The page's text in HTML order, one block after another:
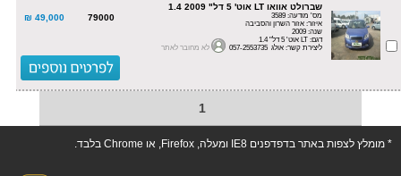
שברולט אוואו LT אוט' 5 דל" 1.4 2009
מס' מודעה: 3589
איזור: אזור השרון והסביבה
שנה: 2009
דגם: LT אוט' 5 דל" 1.4
ליצירת קשר: אולג 057-2553735
לא מחובר לאתר
79000
49,000 ₪
1
* מומלץ לצפות באתר בדפדפנים IE8 ומעלה, Firefox, או Chrome בלבד.